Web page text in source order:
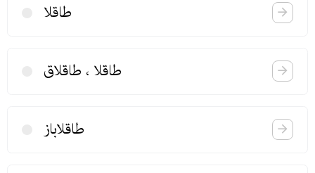
طاقلا
طاقلا ، طاقلاق
طاقلاباز